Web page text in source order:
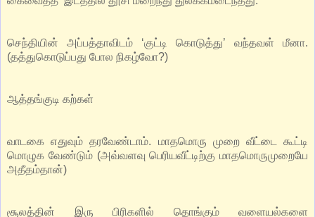
செந்தியின் அப்பத்தாவிடம் ‘குட்டி கொடுத்து’ வந்தவள் மீனா.
(தத்துகொடுப்பது போல நிகழ்வோ?)
ஆத்தங்குடி கற்கள்
வாடகை எதுவும் தரவேண்டாம். மாதமொரு முறை வீட்டை கூட்டி
மொழுக வேண்டும் (அவ்வளவு பெரியவீட்டிற்கு மாதமொருமுறையே
அதீதம்தான்)
சூலத்தின் இரு பிரிகளில் தொங்கும் வளையல்களை